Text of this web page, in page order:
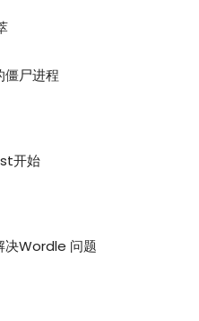
僵尸进程
开始
决Wordle 问题